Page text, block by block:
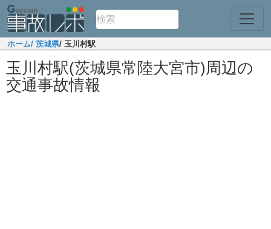
ホーム/ 茨城県/ 玉川村駅
玉川村駅(茨城県常陸大宮市)周辺の
交通事故情報